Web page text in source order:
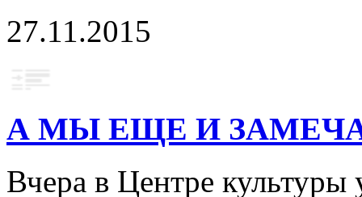
27.11.2015
А МЫ ЕЩЕ И
Вчера в Центре